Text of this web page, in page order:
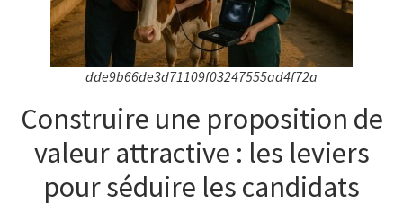
dde9b66de3d71109f03247555ad4f72a
Construire une proposition de
valeur attractive : les leviers
pour séduire les candidats